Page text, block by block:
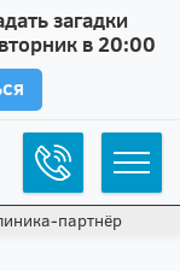
загадки
в 20:00